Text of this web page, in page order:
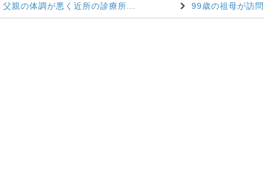
父親の体調が悪く近所の診療所... 99歳の祖母が訪